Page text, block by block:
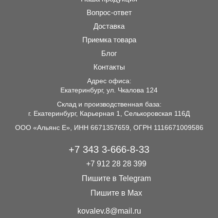
Вопрос-ответ
Доставка
Приемка товара
Блог
Контакты
Адрес офиса:
Екатеринбург, ул. Чкалова 124
Склад и производственная база:
г. Екатеринбург, Карьерная 1, Селькоровская 116Д
ООО «Альянс Е», ИНН 6671357659, ОГРН 1116671009586
+7 343 3-666-8-33
+7 912 28 28 399
Пишите в Telegram
Пишите в Max
kovalev.8@mail.ru